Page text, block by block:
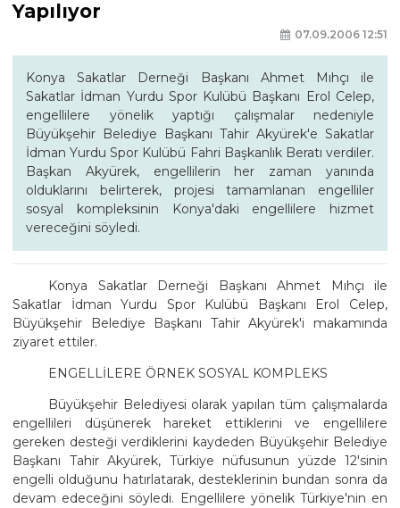
Yapılıyor
07.09.2006 12:51
Konya Sakatlar Derneği Başkanı Ahmet Mıhçı ile
Sakatlar İdman Yurdu Spor Kulübü Başkanı Erol Celep,
engellilere yönelik yaptığı çalışmalar nedeniyle
Büyükşehir Belediye Başkanı Tahir Akyürek'e Sakatlar
İdman Yurdu Spor Kulübü Fahri Başkanlık Beratı verdiler.
Başkan Akyürek, engellilerin her zaman yanında
olduklarını belirterek, projesi tamamlanan engelliler
sosyal kompleksinin Konya'daki engellilere hizmet
vereceğini söyledi.
Konya Sakatlar Derneği Başkanı Ahmet Mıhçı ile
Sakatlar İdman Yurdu Spor Kulübü Başkanı Erol Celep,
Büyükşehir Belediye Başkanı Tahir Akyürek'i makamında
ziyaret ettiler.
ENGELLİLERE ÖRNEK SOSYAL KOMPLEKS
Büyükşehir Belediyesi olarak yapılan tüm çalışmalarda
engellileri düşünerek hareket ettiklerini ve engellilere
gereken desteği verdiklerini kaydeden Büyükşehir Belediye
Başkanı Tahir Akyürek, Türkiye nüfusunun yüzde 12'sinin
engelli olduğunu hatırlatarak, desteklerinin bundan sonra da
devam edeceğini söyledi. Engellilere yönelik Türkiye'nin en